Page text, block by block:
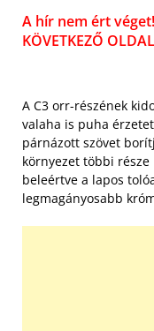
A hír nem ért
KÖVETKEZŐ
A C3 orr-részének
valaha is puha
párnázott szövet
környezet többi
beleértve a lapos
legmagányosabb